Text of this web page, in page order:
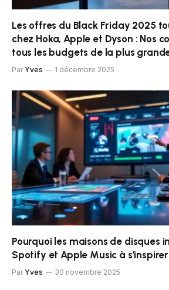
Les offres du Black Friday 2025
chez Hoka, Apple et Dyson : Nos
tous les budgets de la plus
Par Yves 1 décembre 2025
Pourquoi les maisons de disques
Spotify et Apple Music à
Par Yves 30 novembre 2025